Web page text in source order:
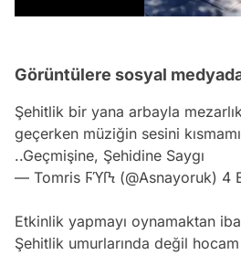
Görüntülere sosyal
Şehitlik bir yana arbayla
geçerken müziğin sesini
..Geçmişine, Şehidine Saygı
— Tomris ϜϓſϞ (@Asnayoruk) 4
Etkinlik yapmayı oynamaktan
Şehitlik umurlarında değil hocam